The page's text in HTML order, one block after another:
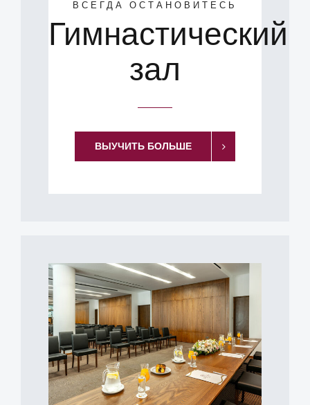
ВСЕГДА ОСТАНОВИТЕСЬ
Гимнастический
зал
ВЫУЧИТЬ БОЛЬШЕ